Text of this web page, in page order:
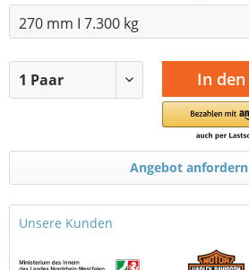
In den
Angebot anfordern
Unsere Kunden